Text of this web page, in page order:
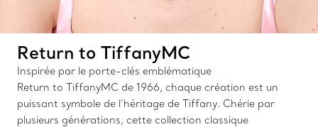
Return to TiffanyMC
Inspirée par le porte-clés emblématique
Return to TiffanyMC de 1966, chaque création est un
puissant symbole de l’héritage de Tiffany. Chérie par
plusieurs générations, cette collection classique